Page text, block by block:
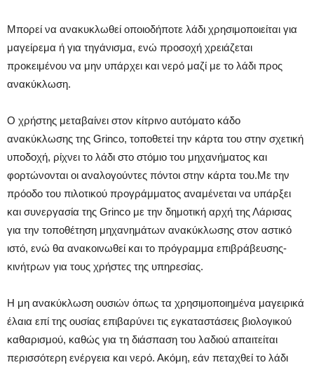
Μπορεί να ανακυκλωθεί οποιοδήποτε λάδι χρησιμοποιείται για
μαγείρεμα ή για τηγάνισμα, ενώ προσοχή χρειάζεται
προκειμένου να μην υπάρχει και νερό μαζί με το λάδι προς
ανακύκλωση.
Ο χρήστης μεταβαίνει στον κίτρινο αυτόματο κάδο
ανακύκλωσης της Grinco, τοποθετεί την κάρτα του στην σχετική
υποδοχή, ρίχνει το λάδι στο στόμιο του μηχανήματος και
φορτώνονται οι αναλογούντες πόντοι στην κάρτα του.Με την
πρόοδο του πιλοτικού προγράμματος αναμένεται να υπάρξει
και συνεργασία της Grinco με την δημοτική αρχή της Λάρισας
για την τοποθέτηση μηχανημάτων ανακύκλωσης στον αστικό
ιστό, ενώ θα ανακοινωθεί και το πρόγραμμα επιβράβευσης-
κινήτρων για τους χρήστες της υπηρεσίας.
Η μη ανακύκλωση ουσιών όπως τα χρησιμοποιημένα μαγειρικά
έλαια επί της ουσίας επιβαρύνει τις εγκαταστάσεις βιολογικού
καθαρισμού, καθώς για τη διάσπαση του λαδιού απαιτείται
περισσότερη ενέργεια και νερό. Ακόμη, εάν πεταχθεί το λάδι